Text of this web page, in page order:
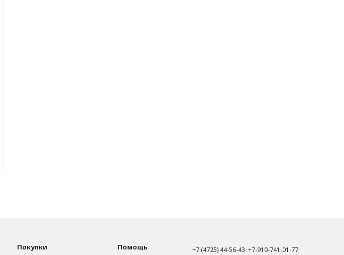
Покупки Помощь +7 (4725) 44-56-43 +7-910-741-01-77